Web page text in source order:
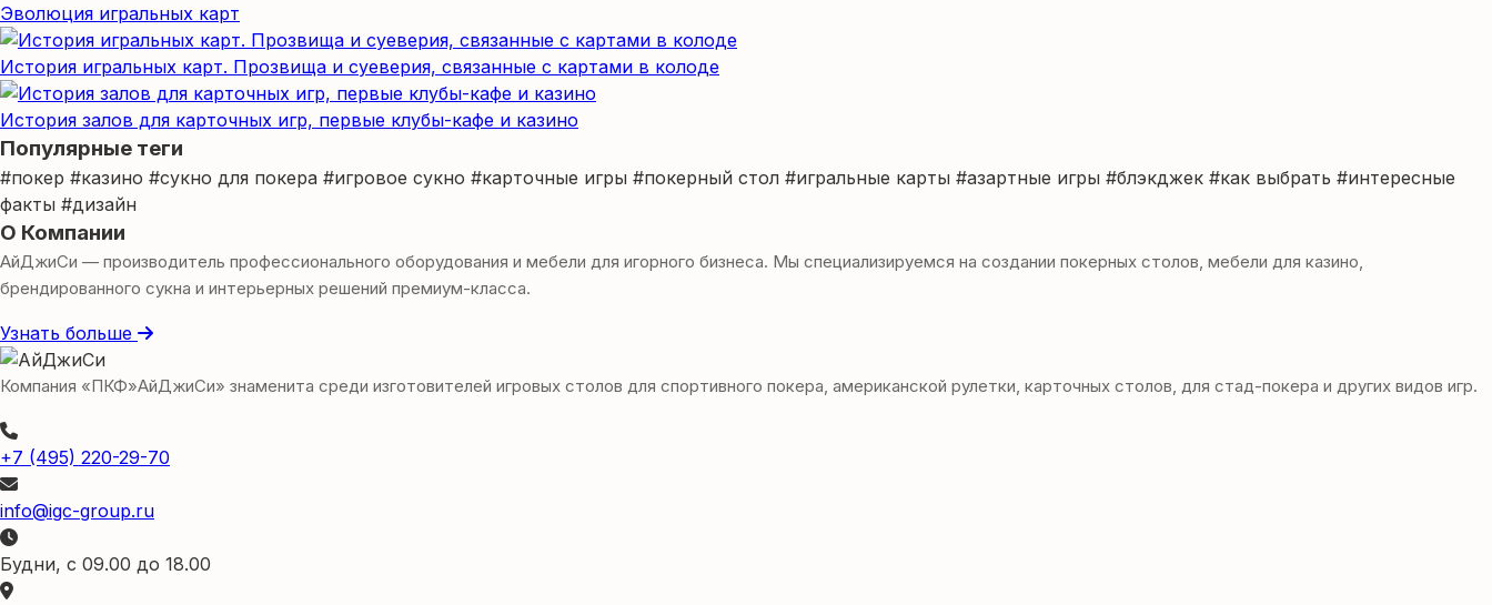
Эволюция игральных карт
История игральных карт. Прозвища и суеверия, связанные с картами в колоде
История залов для карточных игр, первые клубы-кафе и казино
Популярные теги
#покер #казино #сукно для покера #игровое сукно #карточные игры #покерный стол #игральные карты #азартные игры #блэкджек #как выбрать #интересные
факты #дизайн
О Компании
АйДжиСи — производитель профессионального оборудования и мебели для игорного бизнеса. Мы специализируемся на создании покерных столов, мебели для казино,
брендированного сукна и интерьерных решений премиум-класса.
Узнать больше
Компания «ПКФ»АйДжиСи» знаменита среди изготовителей игровых столов для спортивного покера, американской рулетки, карточных столов, для стад-покера и других видов игр.
+7 (495) 220-29-70
info@igc-group.ru
Будни, с 09.00 до 18.00